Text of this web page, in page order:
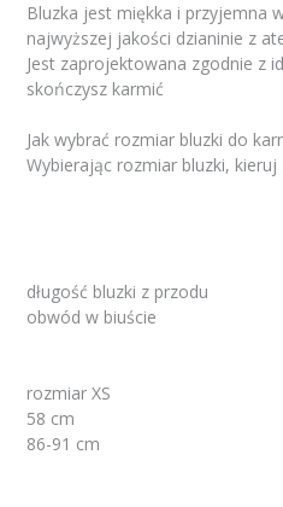
Bluzka jest miękka i przyjemna
najwyższej jakości dzianinie z
Jest zaprojektowana zgodnie z
skończysz karmić
Jak wybrać rozmiar bluzki do
Wybierając rozmiar bluzki,
długość bluzki z przodu
obwód w biuście
rozmiar XS
58 cm
86-91 cm